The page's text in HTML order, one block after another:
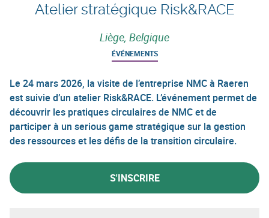
Atelier stratégique Risk&RACE
Liège, Belgique
ÉVÉNEMENTS
Le 24 mars 2026, la visite de l’entreprise NMC à Raeren
est suivie d’un atelier Risk&RACE. L’événement permet de
découvrir les pratiques circulaires de NMC et de
participer à un serious game stratégique sur la gestion
des ressources et les défis de la transition circulaire.
S'INSCRIRE